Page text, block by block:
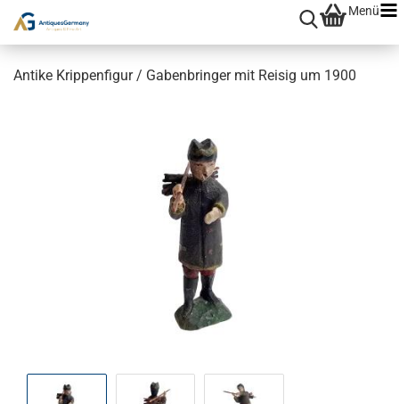
Menü
Antike Krippenfigur / Gabenbringer mit Reisig um 1900